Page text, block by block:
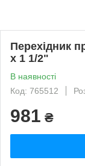
Перехідник
х 1 1/2"
В наявності
Код: 765512
981 ₴